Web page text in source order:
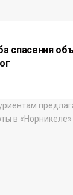
спасения